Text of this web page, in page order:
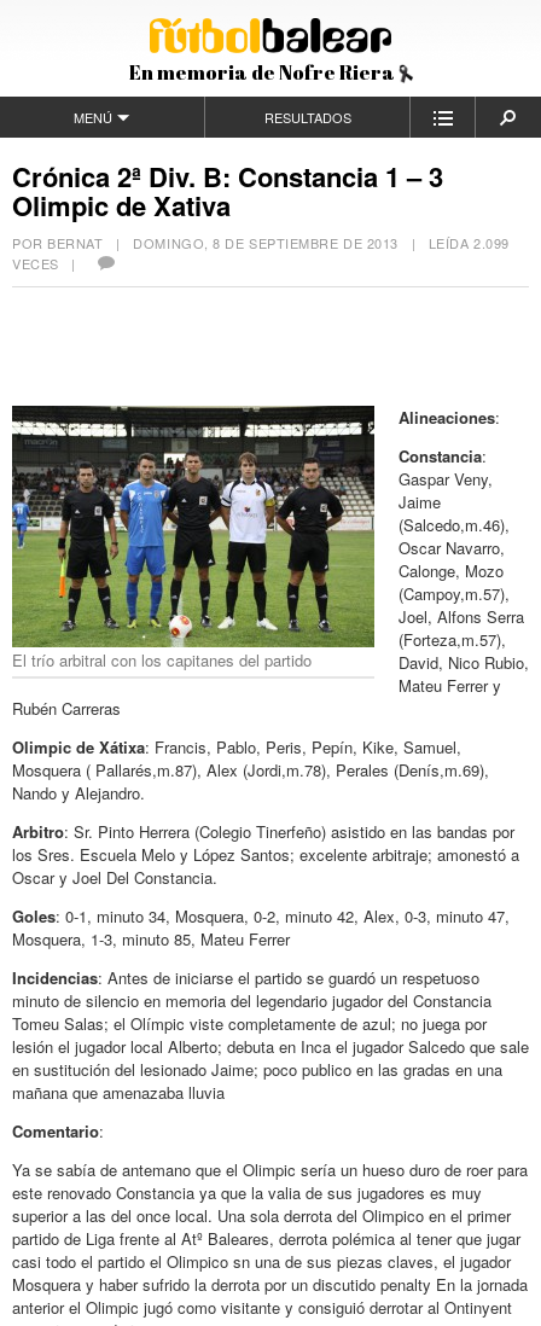
En memoria de Nofre Riera
MENÚ RESULTADOS
Crónica 2ª Div. B: Constancia 1 – 3
Olimpic de Xativa
POR BERNAT | DOMINGO, 8 DE SEPTIEMBRE DE 2013 | LEÍDA 2.099
VECES |
El trío arbitral con los capitanes del partido
Alineaciones:
Constancia:
Gaspar Veny,
Jaime
(Salcedo,m.46),
Oscar Navarro,
Calonge, Mozo
(Campoy,m.57),
Joel, Alfons Serra
(Forteza,m.57),
David, Nico Rubio,
Mateu Ferrer y
Rubén Carreras
Olimpic de Xátixa: Francis, Pablo, Peris, Pepín, Kike, Samuel,
Mosquera ( Pallarés,m.87), Alex (Jordi,m.78), Perales (Denís,m.69),
Nando y Alejandro.
Arbitro: Sr. Pinto Herrera (Colegio Tinerfeño) asistido en las bandas por
los Sres. Escuela Melo y López Santos; excelente arbitraje; amonestó a
Oscar y Joel Del Constancia.
Goles: 0-1, minuto 34, Mosquera, 0-2, minuto 42, Alex, 0-3, minuto 47,
Mosquera, 1-3, minuto 85, Mateu Ferrer
Incidencias: Antes de iniciarse el partido se guardó un respetuoso
minuto de silencio en memoria del legendario jugador del Constancia
Tomeu Salas; el Olímpic viste completamente de azul; no juega por
lesión el jugador local Alberto; debuta en Inca el jugador Salcedo que sale
en sustitución del lesionado Jaime; poco publico en las gradas en una
mañana que amenazaba lluvia
Comentario:
Ya se sabía de antemano que el Olimpic sería un hueso duro de roer para
este renovado Constancia ya que la valia de sus jugadores es muy
superior a las del once local. Una sola derrota del Olimpico en el primer
partido de Liga frente al Atº Baleares, derrota polémica al tener que jugar
casi todo el partido el Olimpico sn una de sus piezas claves, el jugador
Mosquera y haber sufrido la derrota por un discutido penalty En la jornada
anterior el Olimpic jugó como visitante y consiguió derrotar al Ontinyent